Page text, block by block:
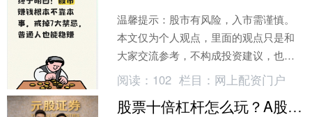
温馨提示：股市有风险，入市需谨慎。
本文仅为个人观点，里面的观点只是和
大家交流参考，不构成投资建议，也不
作推荐，投资者需自主判断、审慎决
策，交易风险自担。
阅读： 102 栏目： 网上配资门户
股票十倍杠杆怎么玩？A股合规做空工具门槛揭秘